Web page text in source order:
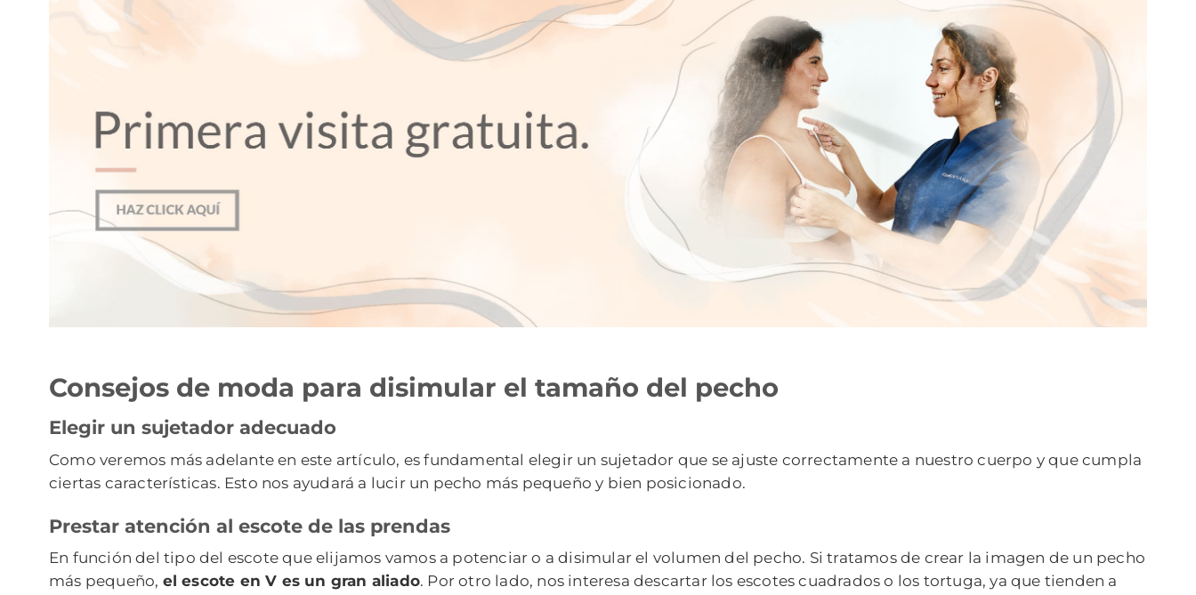
Consejos de moda para disimular el tamaño del pecho
Elegir un sujetador adecuado
Como veremos más adelante en este artículo, es fundamental elegir un sujetador que se ajuste correctamente a nuestro cuerpo y que cumpla
ciertas características. Esto nos ayudará a lucir un pecho más pequeño y bien posicionado.
Prestar atención al escote de las prendas
En función del tipo del escote que elijamos vamos a potenciar o a disimular el volumen del pecho. Si tratamos de crear la imagen de un pecho
más pequeño, el escote en V es un gran aliado. Por otro lado, nos interesa descartar los escotes cuadrados o los tortuga, ya que tienden a